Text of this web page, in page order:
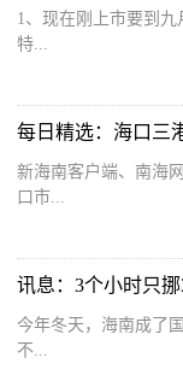
1、现在刚上市要到
特...
每日精选：海口三
新海南客户端、南海
口市...
讯息：3个小时只
今年冬天，海南成了
不...